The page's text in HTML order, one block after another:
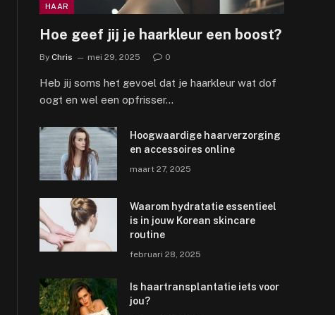
HAAR
Hoe geef jij je haarkleur een boost?
By Chris mei 29, 2025 0
Heb jij soms het gevoel dat je haarkleur wat dof
oogt en wel een opfrisser…
Hoogwaardige haarverzorging
en accessoires online
maart 27, 2025
Waarom hydratatie essentieel
is in jouw Korean skincare
routine
februari 28, 2025
Is haartransplantatie iets voor
jou?